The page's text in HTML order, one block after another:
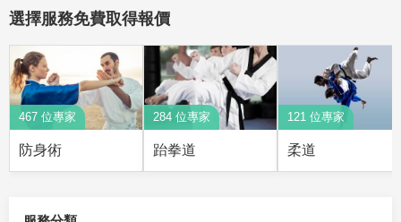
選擇服務免費取得報價
467 位專家
防身術
284 位專家
跆拳道
121 位專家
柔道